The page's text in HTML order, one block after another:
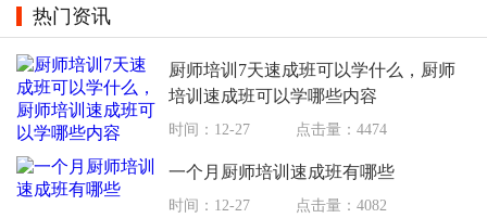
热门资讯
厨师培训7天速成班可以学什么，厨师
培训速成班可以学哪些内容
时间：12-27 点击量：4474
一个月厨师培训速成班有哪些
时间：12-27 点击量：4082